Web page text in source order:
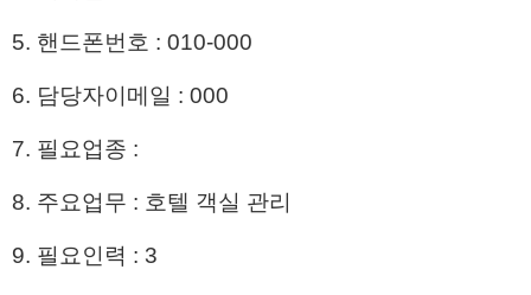
5. 핸드폰번호 : 010-000
6. 담당자이메일 : 000
7. 필요업종 :
8. 주요업무 : 호텔 객실 관리
9. 필요인력 : 3